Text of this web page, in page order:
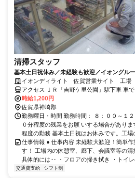
清掃スタッフ
基本土日祝休み／未経験も歓迎／イオングル
イオンディライト 佐賀営業サイト 工場
アクセス ＪＲ「吉野ケ里公園」駅下車 車
時給1,200円
佐賀県神埼郡
勤務曜日・時間 勤務時間： ８：００～１
０分程度の残業をお願 いする場合があり
程度の勤務 基本土日祝はお休みです。工場
仕事情報 ● 仕事内容 未経験大歓迎！簡単
す！ 工場内の休憩室、廊下、会議室等の清
具体的には‥ ・フロアの掃き拭き ・トイレ
交通費支給 シフト制